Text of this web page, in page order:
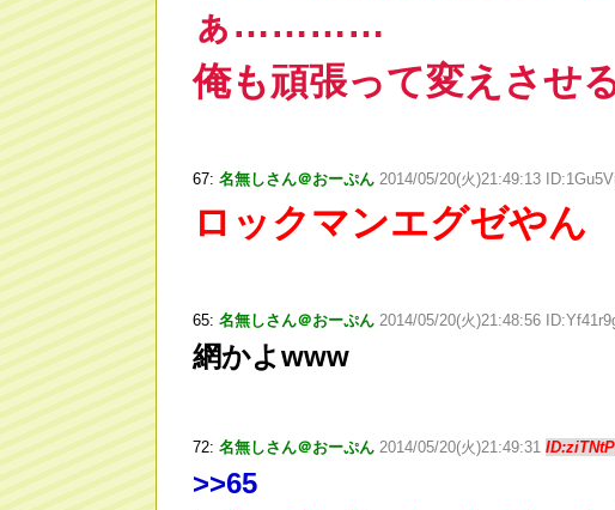
ぁ…………
俺も頑張って変えさせ
67: 名無しさん＠おーぷん 2014/05/20(火)21:49:13
ロックマンエグゼやん
65: 名無しさん＠おーぷん 2014/05/20(火)21:48:56
網かよwww
72: 名無しさん＠おーぷん 2014/05/20(火)21:49:31
>>65